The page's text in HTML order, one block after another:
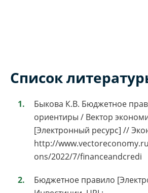
Список
Быкова К.В. Бюджетное
ориентиры / Вектор
[Электронный ресурс] //
http://
ons/2022/7/financeandcredi
Бюджетное правило